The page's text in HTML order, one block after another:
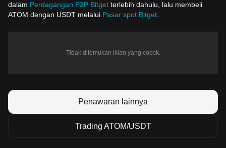
dalam Perdagangan P2P Bitget terlebih dahulu, lalu membeli
ATOM dengan USDT melalui Pasar spot Bitget
Tidak ditemukan iklan yang cocok.
Penawaran lainnya
Trading ATOM/USDT